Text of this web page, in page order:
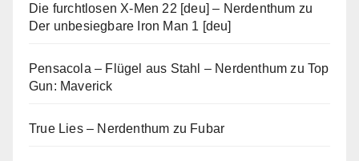
Die furchtlosen X-Men 22 [deu] – Nerdenthum zu
Der unbesiegbare Iron Man 1 [deu]
Pensacola – Flügel aus Stahl – Nerdenthum zuTop
Gun: Maverick
True Lies – Nerdenthum zu Fubar